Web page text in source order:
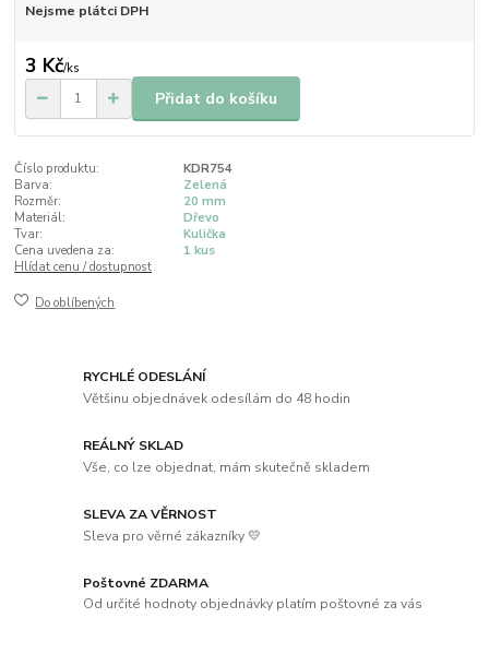
Nejsme plátci DPH
3 Kč/ks
Přidat do košíku
Číslo produktu:
KDR754
Barva:
Zelená
Rozměr:
20 mm
Materiál:
Dřevo
Tvar:
Kulička
Cena uvedena za:
1 kus
Hlídat cenu / dostupnost
Do oblíbených
RYCHLÉ ODESLÁNÍ
Většinu objednávek odesílám do 48 hodin
REÁLNÝ SKLAD
Vše, co lze objednat, mám skutečně skladem
SLEVA ZA VĚRNOST
Sleva pro věrné zákazníky 💛
Poštovné ZDARMA
Od určité hodnoty objednávky platím poštovné za vás